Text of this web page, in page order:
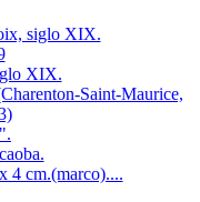
siglo XIX.
XIX.
Saint-Maurice,
4 cm.(marco)....